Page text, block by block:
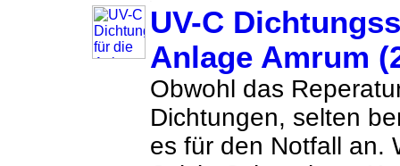
UV-C
Anlage Amrum
Obwohl das
Dichtungen, selten
es für den Notfall an.